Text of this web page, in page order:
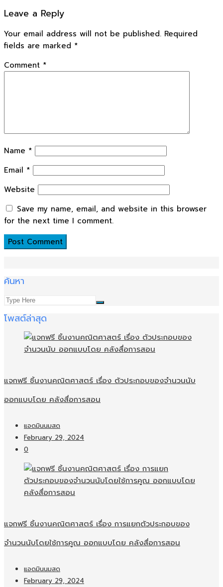
Leave a Reply
Your email address will not be published. Required
fields are marked *
Comment *
Name *
Email *
Website
Save my name, email, and website in this browser
for the next time I comment.
ค้นหา
โพสต์ล่าสุด
แจกฟรี ชิ้นงานคณิตศาสตร์ เรื่อง ตัวประกอบของจำนวนนับ
ออกแบบโดย คลังสื่อการสอน
แอดมินนมสด
February 29, 2024
0
แจกฟรี ชิ้นงานคณิตศาสตร์ เรื่อง การแยกตัวประกอบของ
จำนวนนับโดยใช้การคูณ ออกแบบโดย คลังสื่อการสอน
แอดมินนมสด
February 29, 2024